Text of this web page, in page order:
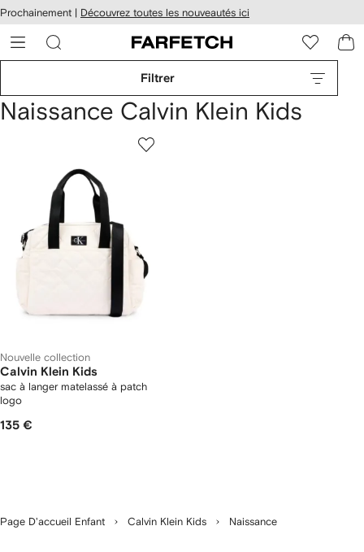
au
principal
Prochainement | Découvrez toutes les nouveautés ici
Filtrer
Naissance Calvin Klein Kids
Nouvelle collection
Calvin Klein Kids
sac à langer matelassé à patch
logo
135 €
Page D'accueil Enfant Calvin Klein Kids Naissance